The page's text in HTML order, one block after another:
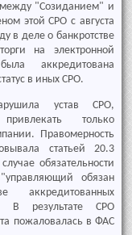
между "Созиданием" и
этой СРО с августа
в деле о банкротстве
на электронной
аккредитована
в иных СРО.
устав СРО,
только
Правомерность
статьей 20.3
обязательности
"управляющий обязан
аккредитованных
В результате СРО
пожаловалась в ФАС